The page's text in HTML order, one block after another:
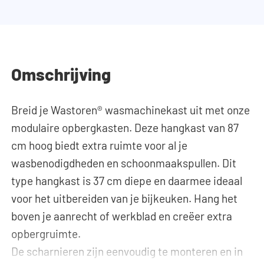
Omschrijving
Breid je Wastoren® wasmachinekast uit met onze
modulaire opbergkasten. Deze hangkast van 87
cm hoog biedt extra ruimte voor al je
wasbenodigdheden en schoonmaakspullen. Dit
type hangkast is 37 cm diepe en daarmee ideaal
voor het uitbereiden van je bijkeuken. Hang het
boven je aanrecht of werkblad en creëer extra
opbergruimte.
De scharnieren zijn eenvoudig te monteren en in